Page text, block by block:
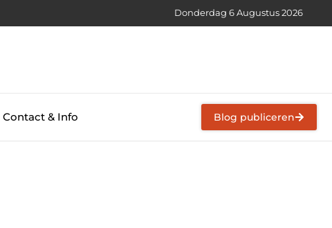
Donderdag 6 Augustus 2026
Contact & Info Blog publiceren